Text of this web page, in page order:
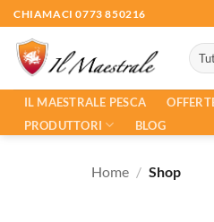
Salta
ai
contenuti
CHIAMACI 0773 850216
IL MAESTRALE PESCA
PRODUTTORI
BLOG
Home / Shop